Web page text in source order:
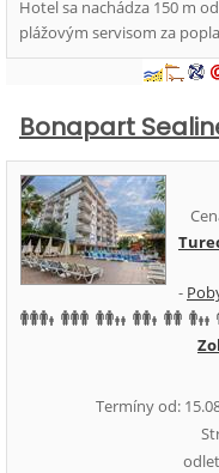
Hotel sa nachádza 150 m
plážovým servisom za
Bonapart
-
Termíny od: